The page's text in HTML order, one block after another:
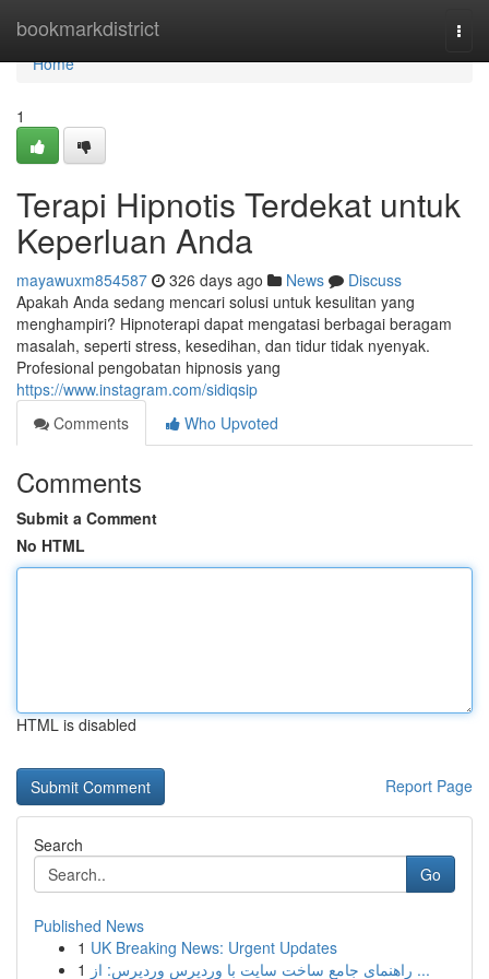
bookmarkdistrict
Home
Home
1
Terapi Hipnotis Terdekat untuk
Keperluan Anda
mayawuxm854587 326 days ago News
Discuss
Apakah Anda sedang mencari solusi untuk kesulitan yang
menghampiri? Hipnoterapi dapat mengatasi berbagai beragam
masalah, seperti stress, kesedihan, dan tidur tidak nyenyak.
Profesional pengobatan hipnosis yang
https://www.instagram.com/sidiqsip
Comments
Who Upvoted
Comments
Submit a Comment
No HTML
HTML is disabled
Report Page
Search
Go
Published News
1 UK Breaking News: Urgent Updates
1
راهنمای جامع ساخت سایت با وردپرس وردپرس: از ...